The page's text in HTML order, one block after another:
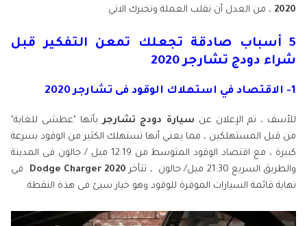
2020 ، من العدل أن نقلب العملة ونخبرك الاتي
5 أسباب صادقة تجعلك تمعن التفكير قبل
شراء دودج تشارجر 2020
1- الاقتصاد في استهلاك الوقود فى تشارجر 2020
للأسف ، تم الإعلان عن سيارة دودج تشارجربأنها "عطشى للغاية"
من قبل المستهلكين ، مما يعني أنها تستهلك الكثير من الوقود بسرعة
كبيرة ، مع اقتصاد الوقود المتوسط ​​من 12:19 ميل / جالون فى المدينة
والطريق السريع 21:30 ميل/ جالون ، تتأخر
2020 Dodge Charger
في
نهاية قائمة السيارات الموفرة للوقود وهو خيار سيئ فى هذة النقطة.